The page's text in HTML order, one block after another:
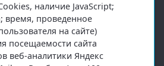
любых материалов
Копирование материалов без
сайта запрещено.
наличие JavaScript;
время, проведенное
на сайте)
посещаемости сайта
веб-аналитики Яндекс